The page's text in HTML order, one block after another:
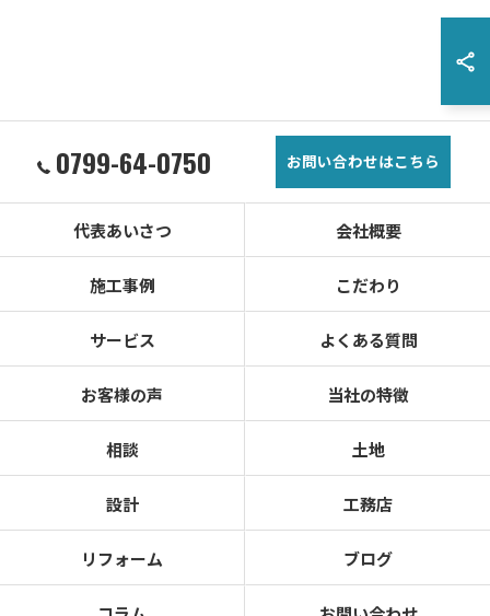
0799-64-0750 お問い合わせはこちら
代表あいさつ 会社概要
施工事例 こだわり
サービス よくある質問
お客様の声 当社の特徴
相談 土地
設計 工務店
リフォーム ブログ